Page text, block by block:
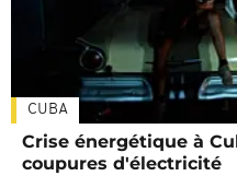
CUBA
Crise énergétique à
coupures d'électricité